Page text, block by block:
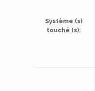
Système (s)
touché (s):